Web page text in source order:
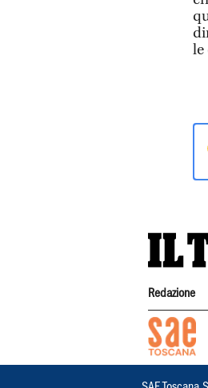
le
Redazione